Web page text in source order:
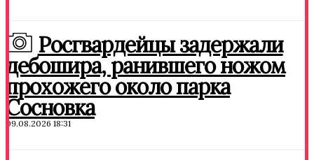
Росгвардейцы задержали
дебошира, ранившего ножом
прохожего около парка
Сосновка
09.08.2026 18:31